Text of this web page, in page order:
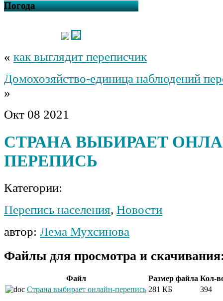
Погода
« как выглядит переписчик
Домохозяйство-единица наблюдений
»
Окт 08 2021
СТРАНА ВЫБИРАЕТ
ПЕРЕПИСЬ
Категории:
Перепись населения, Новости
автор: Лема Мухсинова
Файлы для просмотра и
Файл Размер файла Кол-
Страна выбирает онлайн-перепись 281 КБ 394